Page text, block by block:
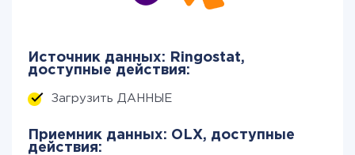
Источник данных: Ringostat,
доступные действия:
Загрузить ДАННЫЕ
Приемник данных: OLX, доступные
действия: